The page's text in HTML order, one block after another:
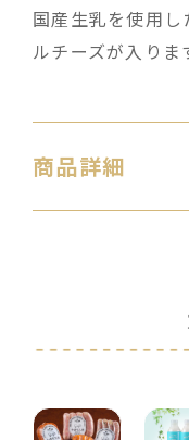
国産生乳を使用
ルチーズが入りま
商品詳細